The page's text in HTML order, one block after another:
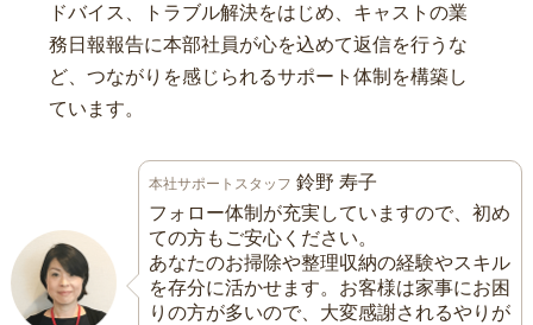
ドバイス、トラブル解決をはじめ、キャストの業
務日報報告に本部社員が心を込めて返信を行うな
ど、つながりを感じられるサポート体制を構築し
ています。
本社サポートスタッフ 鈴野 寿子
フォロー体制が充実していますので、初め
ての方もご安心ください。
あなたのお掃除や整理収納の経験やスキル
を存分に活かせます。お客様は家事にお困
りの方が多いので、大変感謝されるやりが